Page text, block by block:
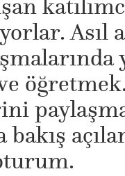
Asıl
bakış